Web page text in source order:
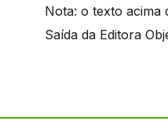
Nota: o texto acima
Saída da Editora